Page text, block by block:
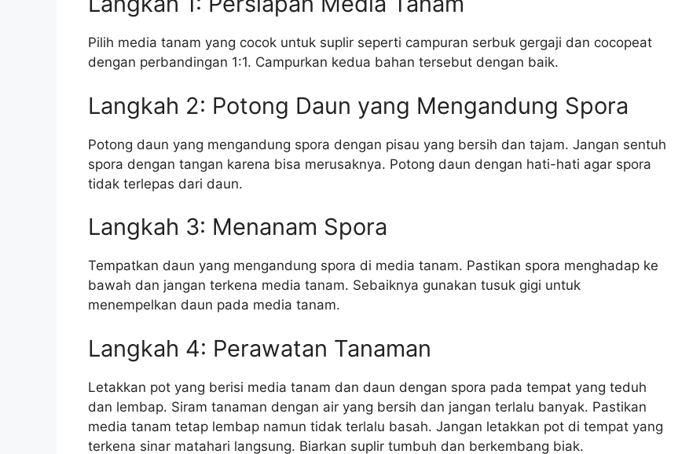
Pilih media tanam yang cocok untuk suplir seperti campuran serbuk gergaji dan cocopeat
dengan perbandingan 1:1. Campurkan kedua bahan tersebut dengan baik.
Langkah 2: Potong Daun yang Mengandung Spora
Potong daun yang mengandung spora dengan pisau yang bersih dan tajam. Jangan sentuh
spora dengan tangan karena bisa merusaknya. Potong daun dengan hati-hati agar spora
tidak terlepas dari daun.
Langkah 3: Menanam Spora
Tempatkan daun yang mengandung spora di media tanam. Pastikan spora menghadap ke
bawah dan jangan terkena media tanam. Sebaiknya gunakan tusuk gigi untuk
menempelkan daun pada media tanam.
Langkah 4: Perawatan Tanaman
Letakkan pot yang berisi media tanam dan daun dengan spora pada tempat yang teduh
dan lembap. Siram tanaman dengan air yang bersih dan jangan terlalu banyak. Pastikan
media tanam tetap lembap namun tidak terlalu basah. Jangan letakkan pot di tempat yang
terkena sinar matahari langsung. Biarkan suplir tumbuh dan berkembang biak.